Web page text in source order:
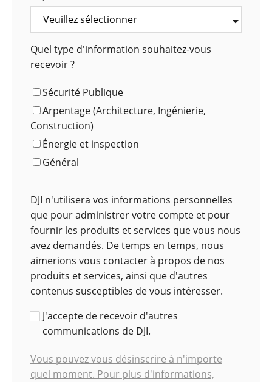
Quel type d'information souhaitez-vous
recevoir ?
Sécurité Publique
Arpentage (Architecture, Ingénierie,
Construction)
Énergie et inspection
Général
DJI n'utilisera vos informations personnelles
que pour administrer votre compte et pour
fournir les produits et services que vous nous
avez demandés. De temps en temps, nous
aimerions vous contacter à propos de nos
produits et services, ainsi que d'autres
contenus susceptibles de vous intéresser.
J'accepte de recevoir d'autres
communications de DJI.
Vous pouvez vous désinscrire à n'importe
quel moment. Pour plus d'informations,